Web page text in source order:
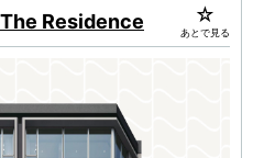
Residence あとで見る